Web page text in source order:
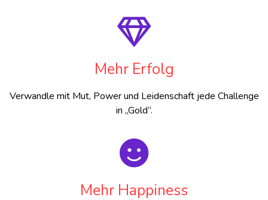
Mehr Erfolg
Verwandle mit Mut, Power und Leidenschaft jede Challenge
in „Gold“.
Mehr Happiness